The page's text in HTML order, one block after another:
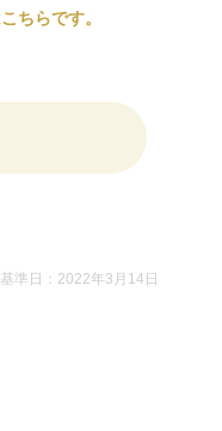
ちらです。
準日：2022年3月14日